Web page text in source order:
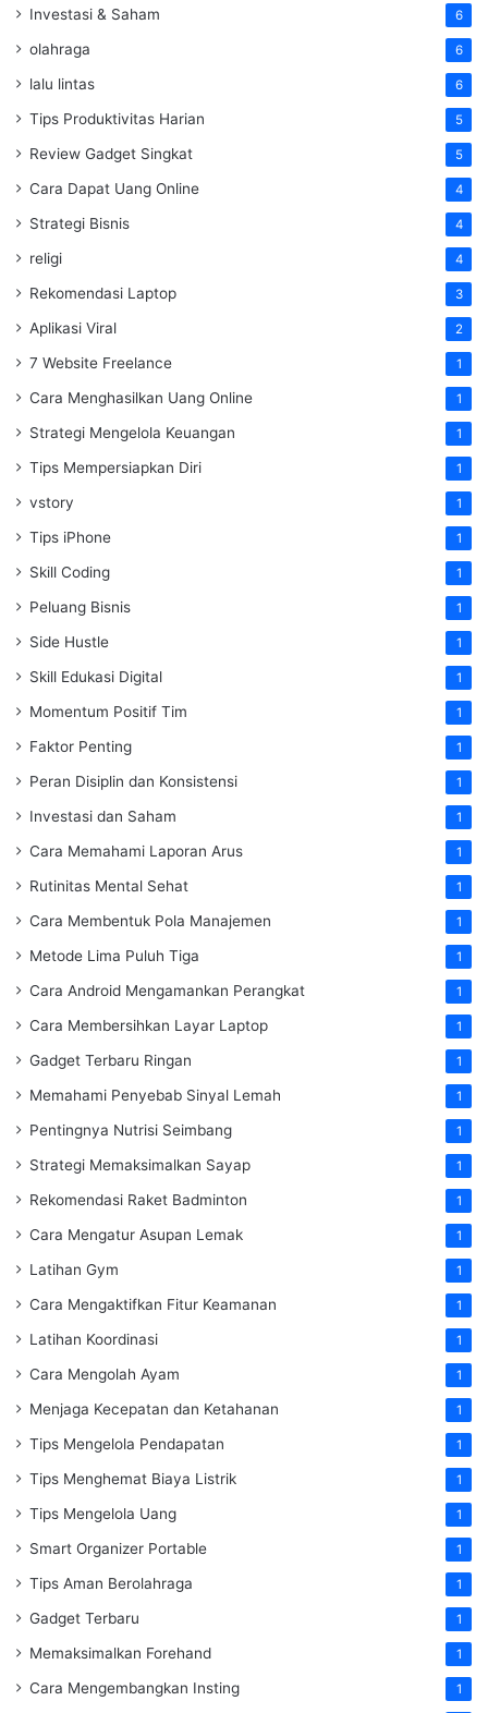
Investasi & Saham 6
olahraga 6
lalu lintas 6
Tips Produktivitas Harian 5
Review Gadget Singkat 5
Cara Dapat Uang Online 4
Strategi Bisnis 4
religi 4
Rekomendasi Laptop 3
Aplikasi Viral 2
7 Website Freelance 1
Cara Menghasilkan Uang Online 1
Strategi Mengelola Keuangan 1
Tips Mempersiapkan Diri 1
vstory 1
Tips iPhone 1
Skill Coding 1
Peluang Bisnis 1
Side Hustle 1
Skill Edukasi Digital 1
Momentum Positif Tim 1
Faktor Penting 1
Peran Disiplin dan Konsistensi 1
Investasi dan Saham 1
Cara Memahami Laporan Arus 1
Rutinitas Mental Sehat 1
Cara Membentuk Pola Manajemen 1
Metode Lima Puluh Tiga 1
Cara Android Mengamankan Perangkat 1
Cara Membersihkan Layar Laptop 1
Gadget Terbaru Ringan 1
Memahami Penyebab Sinyal Lemah 1
Pentingnya Nutrisi Seimbang 1
Strategi Memaksimalkan Sayap 1
Rekomendasi Raket Badminton 1
Cara Mengatur Asupan Lemak 1
Latihan Gym 1
Cara Mengaktifkan Fitur Keamanan 1
Latihan Koordinasi 1
Cara Mengolah Ayam 1
Menjaga Kecepatan dan Ketahanan 1
Tips Mengelola Pendapatan 1
Tips Menghemat Biaya Listrik 1
Tips Mengelola Uang 1
Smart Organizer Portable 1
Tips Aman Berolahraga 1
Gadget Terbaru 1
Memaksimalkan Forehand 1
Cara Mengembangkan Insting 1